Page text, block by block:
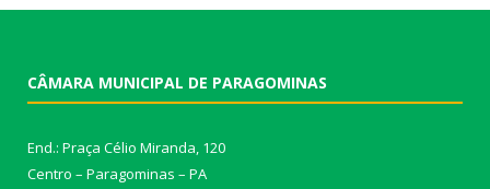
CÂMARA MUNICIPAL DE PARAGOMINAS
End.: Praça Célio Miranda, 120
Centro – Paragominas – PA